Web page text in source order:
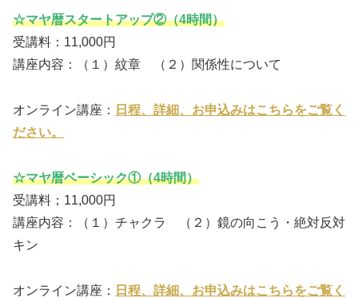
☆マヤ暦スタートアップ②（4時間）
受講料：11,000円
講座内容：（１）紋章 （２）関係性について
オンライン講座：
日程、詳細、お申込みはこちらをご覧く
ださい。
☆マヤ暦ベーシック①（4時間）
受講料；11,000円
講座内容：（１）チャクラ （２）鏡の向こう・絶対反対
キン
オンライン講座：
日程、詳細、お申込みはこちらをご覧く